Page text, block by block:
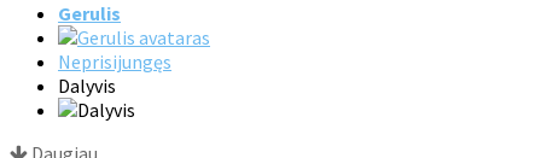
Gerulis
Neprisijungęs
Dalyvis